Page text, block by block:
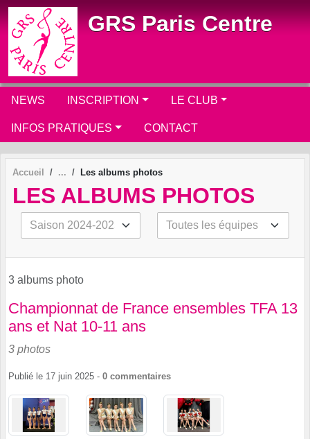
GRS Paris Centre
NEWS INSCRIPTION LE CLUB
INFOS PRATIQUES CONTACT
Accueil Les albums photos
LES ALBUMS PHOTOS
3 albums photo
Championnat de France ensembles TFA 13
ans et Nat 10-11 ans
3 photos
Publié le 17 juin 2025 - 0 commentaires
Panneau de gestion des cookies